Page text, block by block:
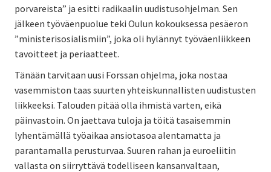
porvareista” ja esitti radikaalin uudistusohjelman. Sen
jälkeen työväenpuolue teki Oulun kokouksessa pesäeron
”ministerisosialismiin”, joka oli hylännyt työväenliikkeen
tavoitteet ja periaatteet.
Tänään tarvitaan uusi Forssan ohjelma, joka nostaa
vasemmiston taas suurten yhteiskunnallisten uudistusten
liikkeeksi. Talouden pitää olla ihmistä varten, eikä
päinvastoin. On jaettava tuloja ja töitä tasaisemmin
lyhentämällä työaikaa ansiotasoa alentamatta ja
parantamalla perusturvaa. Suuren rahan ja euroeliitin
vallasta on siirryttävä todelliseen kansanvaltaan,